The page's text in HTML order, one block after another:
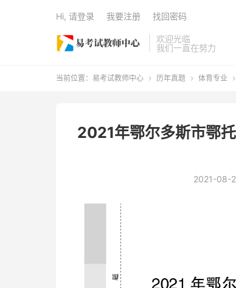
欢迎光临
我们一直在努力
Hi, 请登录 我要注册 找回密码
当前位置： 易考试教师中心  历年真题  体育专业 
2021年鄂尔多斯市鄂
2021-08-